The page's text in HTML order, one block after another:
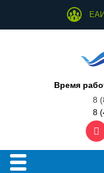
Время
8
8